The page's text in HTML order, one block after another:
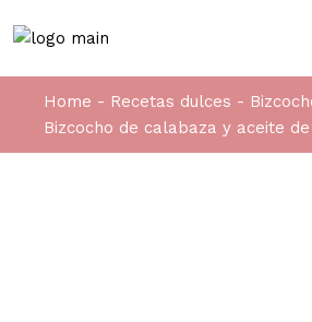
Home Recetas dulces
Bizcocho de calabaza y aceite